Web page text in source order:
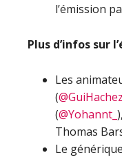
l’émission
Plus d’infos sur
Les
(@GuiHachez
(@Yohannt_
Thomas
Le